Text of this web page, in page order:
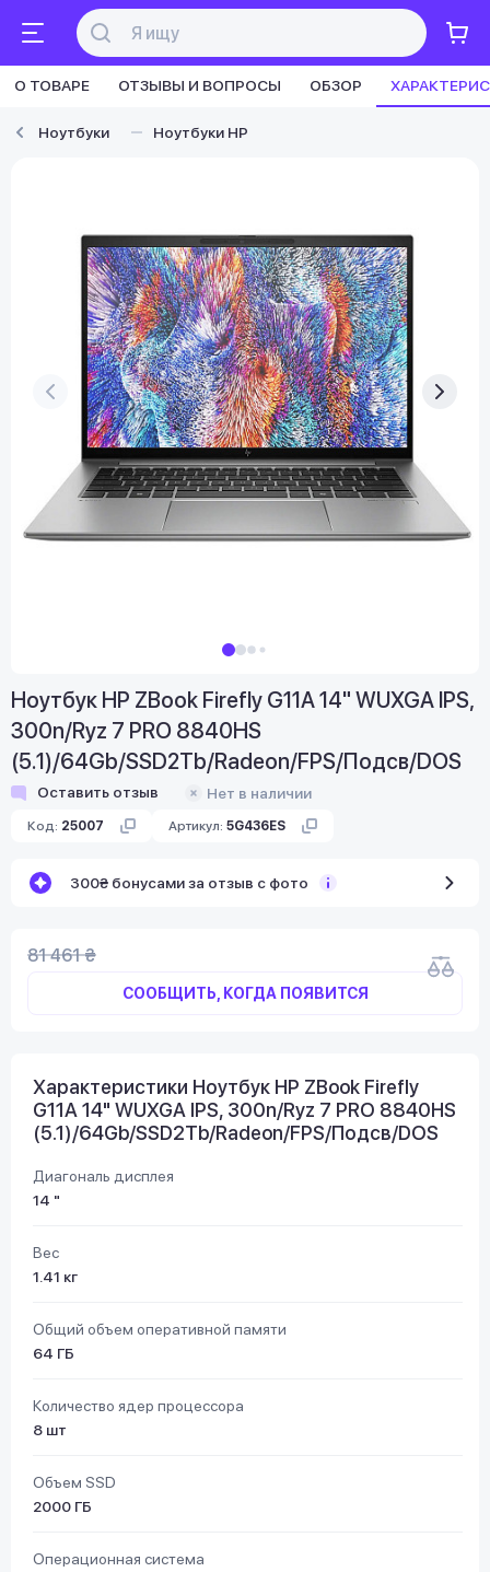
О ТОВАРЕ ОТЗЫВЫ И ВОПРОСЫ ОБЗОР
Ноутбуки Ноутбуки HP
Ноутбук HP ZBook Firefly G11A 14" WUXGA IPS,
300n/Ryz 7 PRO 8840HS
(5.1)/64Gb/SSD2Tb/Radeon/FPS/Подсв/DOS
Оставить отзыв Нет в наличии
Код: 25007 Артикул: 5G436ES
300₴ бонусами за отзыв с фото
81 461 ₴
СООБЩИТЬ, КОГДА ПОЯВИТСЯ
Характеристики Ноутбук HP ZBook Firefly
G11A 14" WUXGA IPS, 300n/Ryz 7 PRO 8840HS
(5.1)/64Gb/SSD2Tb/Radeon/FPS/Подсв/DOS
Диагональ дисплея
14 "
Вес
1.41 кг
Общий объем оперативной памяти
64 ГБ
Количество ядер процессора
8 шт
Объем SSD
2000 ГБ
Операционная система